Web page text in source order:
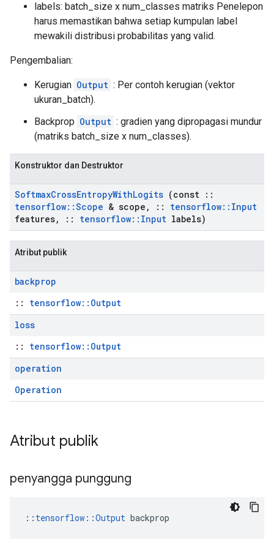
labels: batch_size x num_classes matriks Penelepon
harus memastikan bahwa setiap kumpulan label
mewakili distribusi probabilitas yang valid.
Pengembalian:
Kerugian Output : Per contoh kerugian (vektor
ukuran_batch).
Backprop Output : gradien yang dipropagasi mundur
(matriks batch_size x num_classes).
Konstruktor dan Destruktor
SoftmaxCrossEntropyWithLogits (const ::
tensorflow::Scope & scope , :: tensorflow:: Input
features, :: tensorflow:: Input labels)
Atribut publik
backprop
:: tensorflow::Output
loss
:: tensorflow::Output
operation
Operation
Atribut publik
penyangga punggung
:: tensorflow::Output backprop